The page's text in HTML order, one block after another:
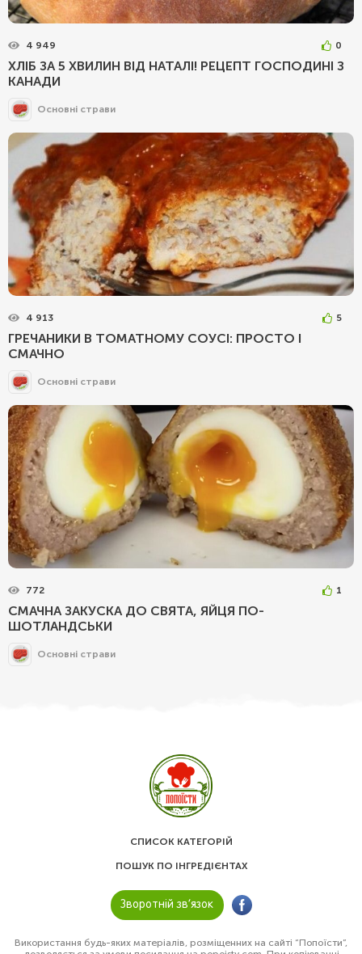
4 949 0
ХЛІБ ЗА 5 ХВИЛИН ВІД НАТАЛІ! РЕЦЕПТ ГОСПОДИНІ З
КАНАДИ
Основні страви
4 913 5
ГРЕЧАНИКИ В ТОМАТНОМУ СОУСІ: ПРОСТО І
СМАЧНО
Основні страви
772 1
СМАЧНА ЗАКУСКА ДО СВЯТА, ЯЙЦЯ ПО-
ШОТЛАНДСЬКИ
Основні страви
СПИСОК КАТЕГОРІЙ
ПОШУК ПО ІНГРЕДІЄНТАХ
Зворотній зв’язок
Використання будь-яких матеріалів, розміщенних на сайті “Попоїсти”,